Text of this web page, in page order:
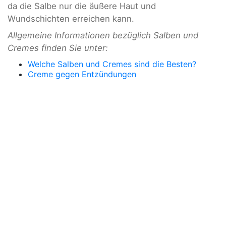
da die Salbe nur die äußere Haut und
Wundschichten erreichen kann.
Allgemeine Informationen bezüglich Salben und
Cremes finden Sie unter:
Welche Salben und Cremes sind die Besten?
Creme gegen Entzündungen